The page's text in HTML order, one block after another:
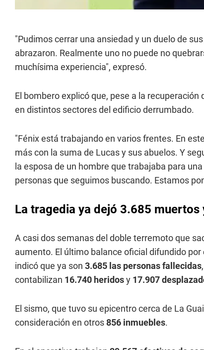
"Pudimos cerrar una ansiedad y un duelo de
abrazaron. Realmente uno no puede no
muchísima experiencia", expresó.
El bombero explicó que, pese a la
en distintos sectores del edificio derrumbado.
"Fénix está trabajando en varios frentes. En
más con la suma de Lucas y sus abuelos. Y
la esposa de un hombre que trabajaba para
personas que seguimos buscando. Estamos
La tragedia ya dejó 3.685
A casi dos semanas del doble terremoto que
aumento. El último balance oficial difundido
indicó que ya son 3.685 las personas fallecidas
contabilizan 16.740 heridosy 17.907
El sismo, que tuvo su epicentro cerca de La
consideración en otros856 inmuebles.